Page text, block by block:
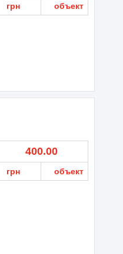
грн объект
400.00
грн объект